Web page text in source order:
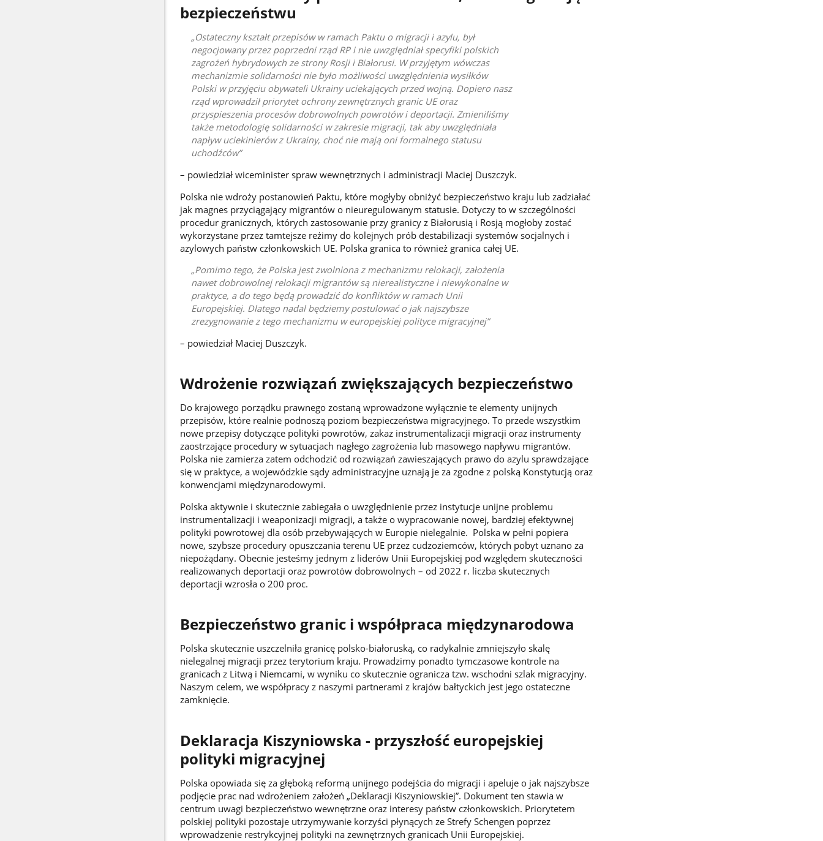
bezpieczeństwu
Ostateczny kształt przepisów w ramach Paktu o migracji i azylu, był
negocjowany przez poprzedni rząd RP i nie uwzględniał specyfiki polskich
zagrożeń hybrydowych ze strony Rosji i Białorusi. W przyjętym wówczas
mechanizmie solidarności nie było możliwości uwzględnienia wysiłków
Polski w przyjęciu obywateli Ukrainy uciekających przed wojną. Dopiero nasz
rząd wprowadził priorytet ochrony zewnętrznych granic UE oraz
przyspieszenia procesów dobrowolnych powrotów i deportacji. Zmieniliśmy
także metodologię solidarności w zakresie migracji, tak aby uwzględniała
napływ uciekinierów z Ukrainy, choć nie mają oni formalnego statusu
uchodźców
– powiedział wiceminister spraw wewnętrznych i administracji Maciej Duszczyk.
Polska nie wdroży postanowień Paktu, które mogłyby obniżyć bezpieczeństwo kraju lub zadziałać
jak magnes przyciągający migrantów o nieuregulowanym statusie. Dotyczy to w szczególności
procedur granicznych, których zastosowanie przy granicy z Białorusią i Rosją mogłoby zostać
wykorzystane przez tamtejsze reżimy do kolejnych prób destabilizacji systemów socjalnych i
azylowych państw członkowskich UE. Polska granica to również granica całej UE.
Pomimo tego, że Polska jest zwolniona z mechanizmu relokacji, założenia
nawet dobrowolnej relokacji migrantów są nierealistyczne i niewykonalne w
praktyce, a do tego będą prowadzić do konfliktów w ramach Unii
Europejskiej. Dlatego nadal będziemy postulować o jak najszybsze
zrezygnowanie z tego mechanizmu w europejskiej polityce migracyjnej
– powiedział Maciej Duszczyk.
Wdrożenie rozwiązań zwiększających bezpieczeństwo
Do krajowego porządku prawnego zostaną wprowadzone wyłącznie te elementy unijnych
przepisów, które realnie podnoszą poziom bezpieczeństwa migracyjnego. To przede wszystkim
nowe przepisy dotyczące polityki powrotów, zakaz instrumentalizacji migracji oraz instrumenty
zaostrzające procedury w sytuacjach nagłego zagrożenia lub masowego napływu migrantów.
Polska nie zamierza zatem odchodzić od rozwiązań zawieszających prawo do azylu sprawdzające
się w praktyce, a wojewódzkie sądy administracyjne uznają je za zgodne z polską Konstytucją oraz
konwencjami międzynarodowymi.
Polska aktywnie i skutecznie zabiegała o uwzględnienie przez instytucje unijne problemu
instrumentalizacji i weaponizacji migracji, a także o wypracowanie nowej, bardziej efektywnej
polityki powrotowej dla osób przebywających w Europie nielegalnie. Polska w pełni popiera
nowe, szybsze procedury opuszczania terenu UE przez cudzoziemców, których pobyt uznano za
niepożądany. Obecnie jesteśmy jednym z liderów Unii Europejskiej pod względem skuteczności
realizowanych deportacji oraz powrotów dobrowolnych – od 2022 r. liczba skutecznych
deportacji wzrosła o 200 proc.
Bezpieczeństwo granic i współpraca międzynarodowa
Polska skutecznie uszczelniła granicę polsko-białoruską, co radykalnie zmniejszyło skalę
nielegalnej migracji przez terytorium kraju. Prowadzimy ponadto tymczasowe kontrole na
granicach z Litwą i Niemcami, w wyniku co skutecznie ogranicza tzw. wschodni szlak migracyjny.
Naszym celem, we współpracy z naszymi partnerami z krajów bałtyckich jest jego ostateczne
zamknięcie.
Deklaracja Kiszyniowska - przyszłość europejskiej
polityki migracyjnej
Polska opowiada się za głęboką reformą unijnego podejścia do migracji i apeluje o jak najszybsze
podjęcie prac nad wdrożeniem założeń „Deklaracji Kiszyniowskiej”. Dokument ten stawia w
centrum uwagi bezpieczeństwo wewnętrzne oraz interesy państw członkowskich. Priorytetem
polskiej polityki pozostaje utrzymywanie korzyści płynących ze Strefy Schengen poprzez
wprowadzenie restrykcyjnej polityki na zewnętrznych granicach Unii Europejskiej.